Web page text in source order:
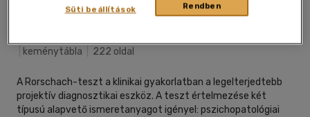
keménytábla 222 oldal
A Rorschach-teszt a klinikai gyakorlatban a legelterjedtebb
projektív diagnosztikai eszköz. A teszt értelmezése két
típusú alapvető ismeretanyagot igényel: pszichopatológiai
Rendben
Süti beállítások